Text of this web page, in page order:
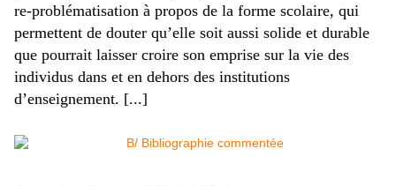
re-problématisation à propos de la forme scolaire, qui
permettent de douter qu’elle soit aussi solide et durable
que pourrait laisser croire son emprise sur la vie des
individus dans et en dehors des institutions
d’enseignement. [...]